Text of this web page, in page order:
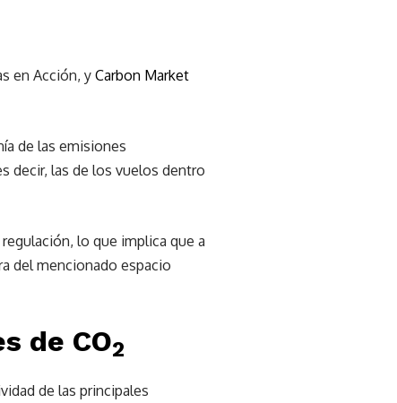
en Acción, y Carbon Market
de las emisiones
decir, las de los vuelos dentro
lo que implica que a
del mencionado espacio
de CO2
de las principales